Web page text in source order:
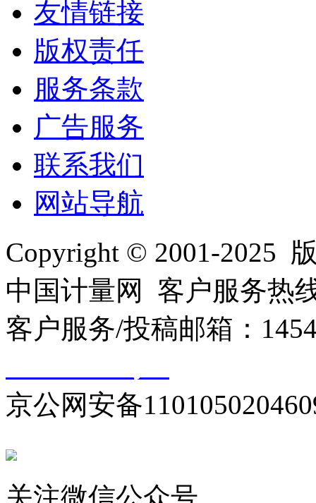
友情链接
版权责任
服务条款
广告服务
联系我们
网站导航
Copyright © 2001-2025
中国计量网 客户服务热
客户服务/投稿邮箱：
京公网安备